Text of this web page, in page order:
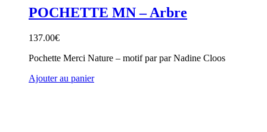
POCHETTE MN – Arbre
137.00€
Pochette Merci Nature – motif par par Nadine Cloos
Ajouter au panier